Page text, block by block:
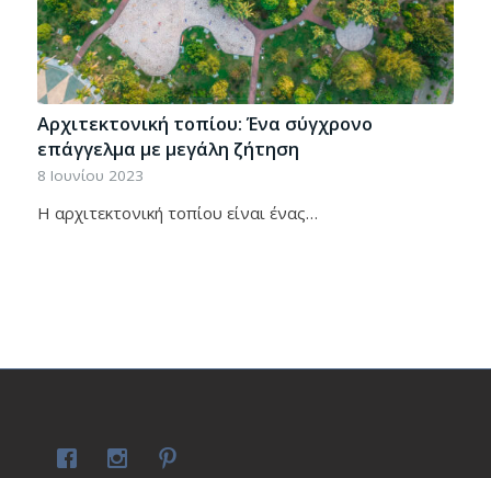
Αρχιτεκτονική τοπίου: Ένα σύγχρονο
επάγγελμα με μεγάλη ζήτηση
8 Ιουνίου 2023
Η αρχιτεκτονική τοπίου είναι ένας…